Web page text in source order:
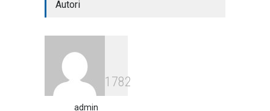
arrivano i pagamenti PAC, la
Autori
1782
admin